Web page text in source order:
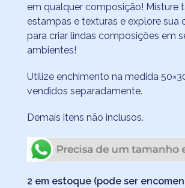
em qualquer composição! Misture
estampas e texturas e explore sua
para criar lindas composições em
ambientes!
Utilize enchimento na medida
vendidos separadamente.
Demais itens não inclusos.
2 em estoque (pode ser